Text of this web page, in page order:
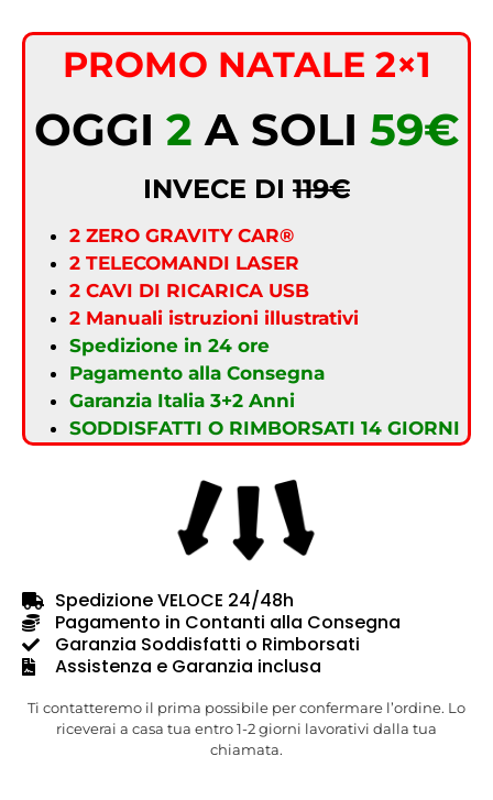
PROMO NATALE 2×1
OGGI 2 A SOLI 59€
INVECE DI 119€
2 ZERO GRAVITY CAR®
2 TELECOMANDI LASER
2 CAVI DI RICARICA USB
2 Manuali istruzioni illustrativi
Spedizione in 24 ore
Pagamento alla Consegna
Garanzia Italia 3+2 Anni
SODDISFATTI O RIMBORSATI 14 GIORNI
Spedizione VELOCE 24/48h
Pagamento in Contanti alla Consegna
Garanzia Soddisfatti o Rimborsati
Assistenza e Garanzia inclusa
Ti contatteremo il prima possibile per confermare l’ordine. Lo
riceverai a casa tua entro 1-2 giorni lavorativi dalla tua
chiamata.